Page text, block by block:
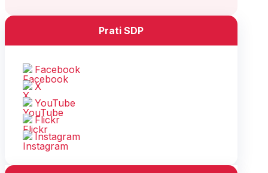
Prati SDP
Facebook
X
YouTube
Flickr
Instagram